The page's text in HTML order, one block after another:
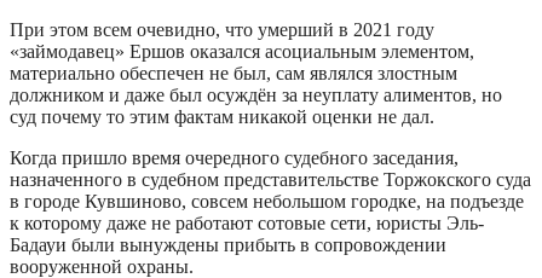
При этом всем очевидно, что умерший в 2021 году
«займодавец» Ершов оказался асоциальным элементом,
материально обеспечен не был, сам являлся злостным
должником и даже был осуждён за неуплату алиментов, но
суд почему то этим фактам никакой оценки не дал.
Когда пришло время очередного судебного заседания,
назначенного в судебном представительстве Торжокского суда
в городе Кувшиново, совсем небольшом городке, на подъезде
к которому даже не работают сотовые сети, юристы Эль-
Бадауи были вынуждены прибыть в сопровождении
вооруженной охраны.